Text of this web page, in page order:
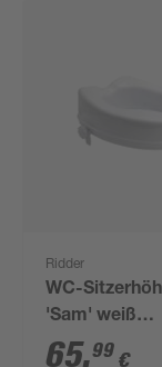
Ridder
WC-
'Sam' weiß
Polypropylen
65,99 €